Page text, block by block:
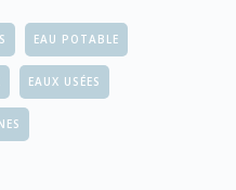
EAU POTABLE
EAUX USÉES